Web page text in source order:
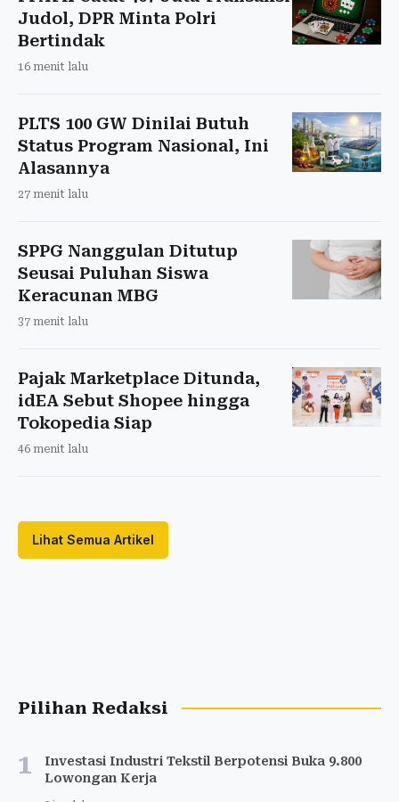
Judol, DPR Minta Polri
Bertindak
16 menit lalu
PLTS 100 GW Dinilai Butuh
Status Program Nasional, Ini
Alasannya
27 menit lalu
SPPG Nanggulan Ditutup
Seusai Puluhan Siswa
Keracunan MBG
37 menit lalu
Pajak Marketplace Ditunda,
idEA Sebut Shopee hingga
Tokopedia Siap
46 menit lalu
Lihat Semua Artikel
Pilihan Redaksi
1
Investasi Industri Tekstil Berpotensi Buka 9.800
Lowongan Kerja